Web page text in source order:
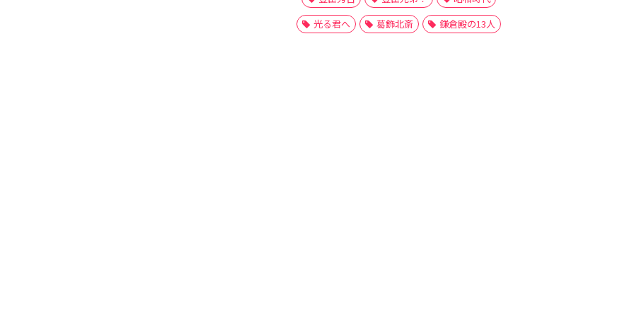
光る君へ
葛飾北斎 鎌倉殿の13人